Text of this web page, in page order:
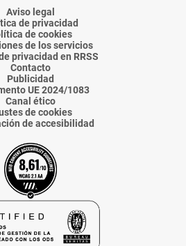
AlmeríaAlmeríaAlmería
Almería
Aviso legal
de privacidad
de cookies
de los servicios
privacidad en RRSS
Contacto
Publicidad
UE 2024/1083
Canal ético
de cookies
de accesibilidad